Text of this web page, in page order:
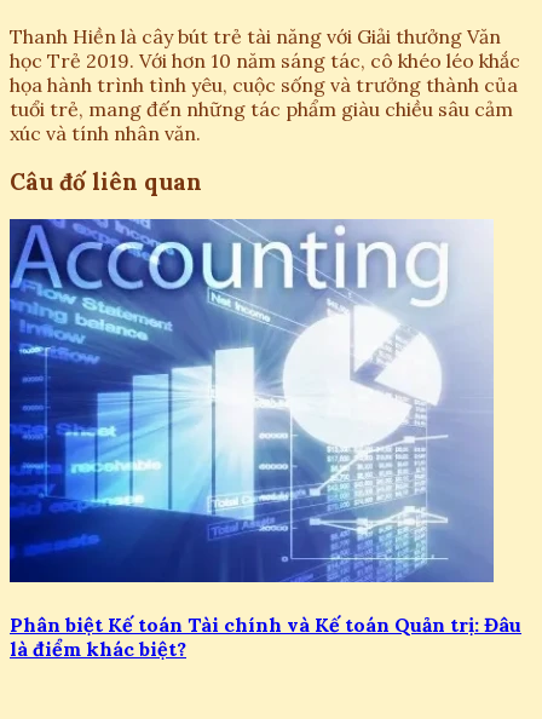
Thanh Hiền là cây bút trẻ tài năng với Giải thưởng Văn
học Trẻ 2019. Với hơn 10 năm sáng tác, cô khéo léo khắc
họa hành trình tình yêu, cuộc sống và trưởng thành của
tuổi trẻ, mang đến những tác phẩm giàu chiều sâu cảm
xúc và tính nhân văn.
Câu đố liên quan
Phân biệt Kế toán Tài chính và Kế toán Quản trị: Đâu
là điểm khác biệt?